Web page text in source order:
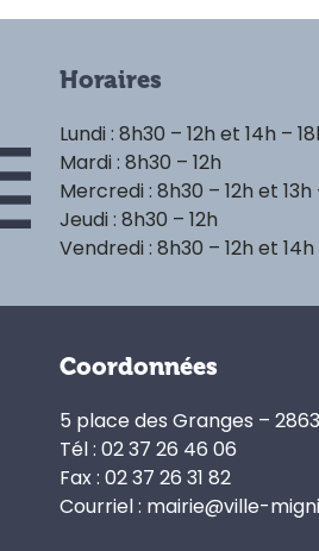
Horaires
Lundi : 8h30 – 12h et 14h –
Mardi : 8h30 – 12h
Mercredi : 8h30 – 12h et 13h
Jeudi : 8h30 – 12h
Vendredi : 8h30 – 12h et 14h
Coordonnées
5 place des Granges –
Tél : 02 37 26 46 06
Fax : 02 37 26 31 82
Courriel : mairie@ville-